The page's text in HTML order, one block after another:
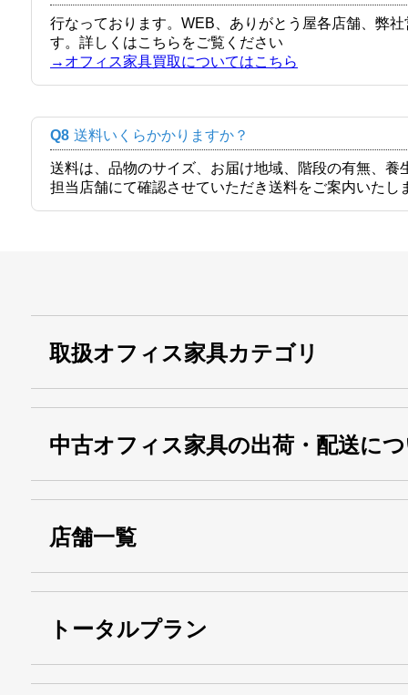
行なっております。WEB、ありがとう屋各店舗、弊
す。詳しくはこちらをご覧ください
→オフィス家具買取についてはこちら
Q8 送料いくらかかりますか？
送料は、品物のサイズ、お届け地域、階段の有無、
担当店舗にて確認させていただき送料をご案内いたし
取扱オフィス家具カテゴリ
中古オフィス家具の出荷・配送に
店舗一覧
トータルプラン